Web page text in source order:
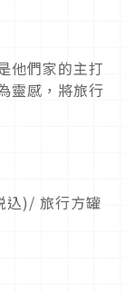
他們家的主打
靈感，將旅行
込)/ 旅行方罐